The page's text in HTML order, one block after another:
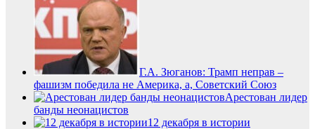
Г.А. Зюганов: Трамп неправ –
фашизм победила не Америка, а, Советский Союз
Арестован лидер
банды неонацистов
12 декабря в истории